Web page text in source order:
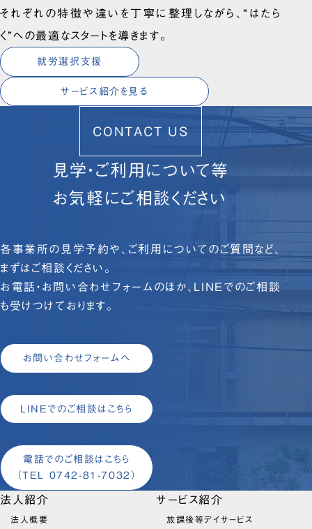
それぞれの特徴や違いを丁寧に整理しながら、“はたら
く”への最適なスタートを導きます。
就労選択支援
サービス紹介を見る
CONTACT US
見学・ご利用について等
お気軽にご相談ください
各事業所の見学予約や、ご利用についてのご質問など、
まずはご相談ください。
お電話・お問い合わせフォームのほか、LINEでのご相談
も受けつけております。
お問い合わせフォームへ
LINEでのご相談はこちら
電話でのご相談はこちら
（TEL 0742-81-7032）
法人紹介
法人概要
サービス紹介
放課後等デイサービス